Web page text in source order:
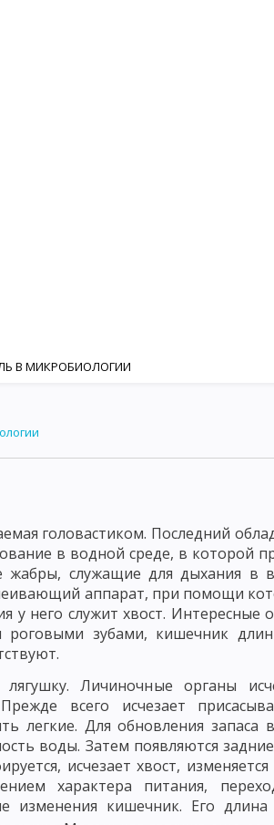
В МИКРОБИОЛОГИИ
МИКРООРГАНИЗМОВ ФЕРМЕНТЫ
РОСТ И РАЗМНОЖЕНИЕ МИКРООРГАНИЗМОВ
АНАЭРОБОВ
L - ФОРМ
ЛАБОРАТОРИЯ
МИКРОФЛОРА ВОЗДУХА НОРМАЛЬНАЯ
КРУГОВОРОТ АЗОТА В ПРИРОДЕ
ХИМИЧЕСКИХ ФАКТОРОВ
головастиком. Последний
в водной среде, в которой
жабры, служащие для дыхания в
аппарат, при помощи
него служит хвост. Интересные
роговыми зубами, кишечник
Личиночные органы
всего исчезает
легкие. Для обновления запаса
воды. Затем появляются
исчезает хвост,
характера питания,
изменения кишечник. Его